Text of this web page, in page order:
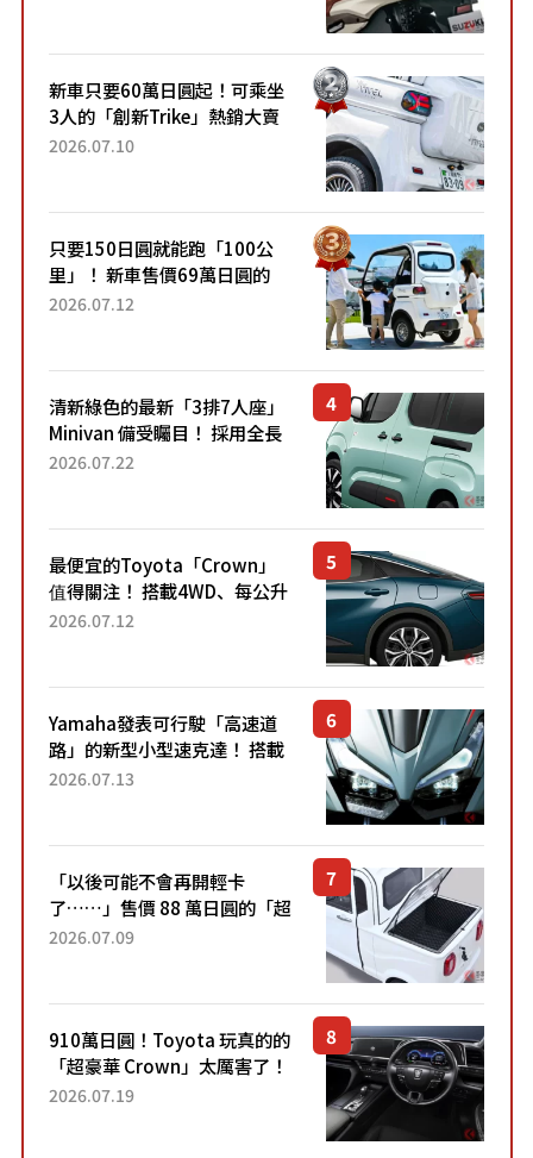
新車只要60萬日圓起！可乘坐
3人的「創新Trike」熱銷大賣
成為人氣車款！「養車成本真
2026.07.10
只要150日圓就能跑「100公
里」！ 新車售價69萬日圓的
「3人座」Trike大受歡迎！ 順
2026.07.12
清新綠色的最新「3排7人座」
Minivan 備受矚目！ 採用全長
4.7公尺剛剛好的車身尺寸與
2026.07.22
最便宜的Toyota「Crown」
值得關注！ 搭載4WD、每公升
22.4公里低油耗表現超亮眼！
2026.07.12
Yamaha發表可行駛「高速道
路」的新型小型速克達！ 搭載
能享受超強勁「渦輪感」的動
2026.07.13
「以後可能不會再開輕卡
了……」售價 88 萬日圓的「超
迷你輕型貨車」引發兩極評
了！...
2026.07.09
910萬日圓！Toyota 玩真的的
「超豪華 Crown」太厲害了！
採用由「匠人技藝」打造的
2026.07.19